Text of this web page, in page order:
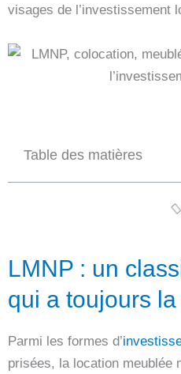
visages de l’investissement
Table des matières
LMNP : un
qui a toujours
Parmi les formes d’
prisées, la location meublée